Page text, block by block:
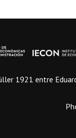
1921 entre